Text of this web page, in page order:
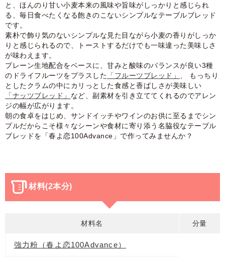
と、ほんのり甘い小麦本来の風味や旨味がしっかりと感じられ
る、毎日食べたくなる飽きのこないシンプルなテーブルブレッド
です。
素朴で飾り気のないシンプルな見た目ながら小麦の香りがしっか
りと感じられるので、トーストするだけでも一味違った美味しさ
が味わえます。
プレーン生地配合をベースに、甘みと酸味のバランスが良い3種
のドライフルーツをプラスした 「フルーツブレッド」
、 もっちり
としたクラムの中にカリっとした食感と香ばしさが美味しい
「ナッツブレッド」 など、副素材を引き立ててくれるのでアレン
ジの幅が広がります。
朝の食卓をはじめ、サンドイッチやワインのお供に至るまでシン
プルだからこそ様々なシーンや食材に寄り添う名脇役なテーブル
ブレッドを「春よ恋100Advance」で作ってみませんか？
材料(2本分)
材料名 分量
強力粉（春よ恋100Advance）